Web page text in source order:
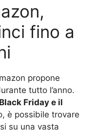
fino a
propone
tutto l’anno.
Black Friday e il
è possibile trovare
su una vasta